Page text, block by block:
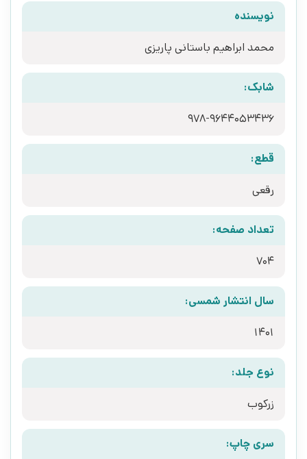
نویسنده
محمد ابراهیم باستانی پاریزی
شابک:
978-9644053436
قطع:
رقعی
تعداد صفحه:
704
سال انتشار شمسی:
1401
نوع جلد:
زرکوب
سری چاپ: